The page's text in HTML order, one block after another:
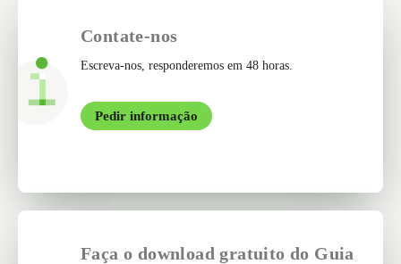
Contate-nos
Escreva-nos, responderemos em 48 horas.
Pedir informação
Faça o download gratuito do Guia